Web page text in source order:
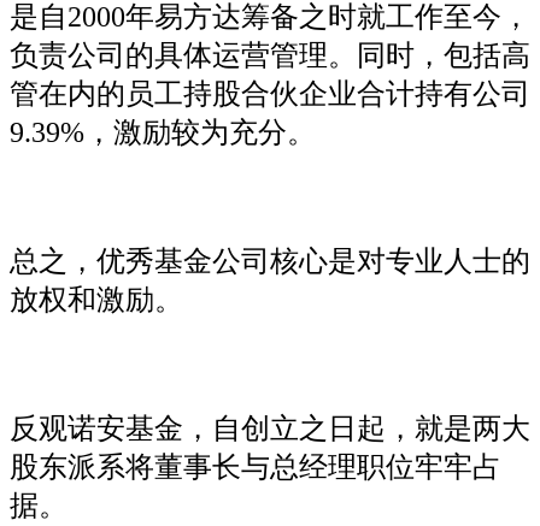
是自2000年易方达筹备之时就工作至今，
负责公司的具体运营管理。同时，包括高
管在内的员工持股合伙企业合计持有公司
9.39%，激励较为充分。
总之，优秀基金公司核心是对专业人士的
放权和激励。
反观诺安基金，自创立之日起，就是两大
股东派系将董事长与总经理职位牢牢占
据。